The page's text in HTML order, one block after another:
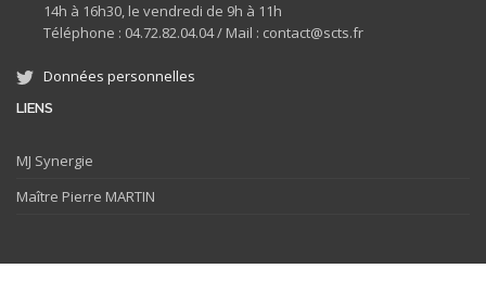
14h à 16h30, le vendredi de 9h à 11h
Téléphone : 04.72.82.04.04 / Mail : contact@scts.fr
Données personnelles
LIENS
MJ Synergie
Maître Pierre MARTIN